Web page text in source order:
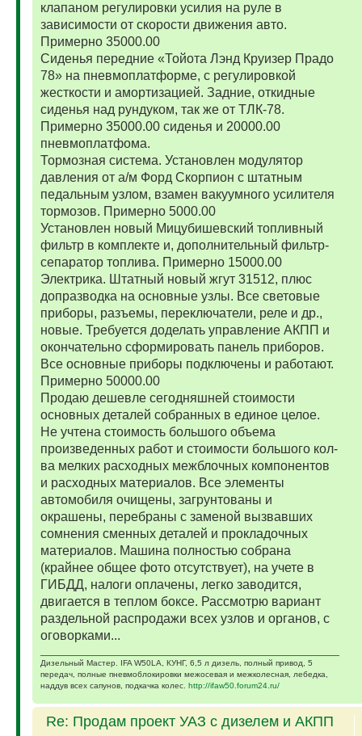
клапаном регулировки усилия на руле в
зависимости от скорости движения авто.
Примерно 35000.00
Сиденья передние «Тойота Лэнд Круизер Прадо
78» на пневмоплатформе, с регулировкой
жесткости и амортизацией. Задние, откидные
сиденья над рундуком, так же от ТЛК-78.
Примерно 35000.00 сиденья и 20000.00
пневмоплатфома.
Тормозная система. Установлен модулятор
давления от а/м Форд Скорпион с штатным
педальным узлом, взамен вакуумного усилителя
тормозов. Примерно 5000.00
Установлен новый Мицубишевский топливный
фильтр в комплекте и, дополнительный фильтр-
сепаратор топлива. Примерно 15000.00
Электрика. Штатный новый жгут 31512, плюс
допразводка на основные узлы. Все световые
приборы, разъемы, переключатели, реле и др.,
новые. Требуется доделать управление АКПП и
окончательно сформировать панель приборов.
Все основные приборы подключены и работают.
Примерно 50000.00
Продаю дешевле сегодняшней стоимости
основных деталей собранных в единое целое.
Не учтена стоимость большого объема
произведенных работ и стоимости большого кол-
ва мелких расходных межблочных компонентов
и расходных материалов. Все элементы
автомобиля очищены, загрунтованы и
окрашены, перебраны с заменой вызвавших
сомнения сменных деталей и прокладочных
материалов. Машина полностью собрана
(крайнее общее фото отсутствует), на учете в
ГИБДД, налоги оплачены, легко заводится,
двигается в теплом боксе. Рассмотрю вариант
раздельной распродажи всех узлов и органов, с
оговорками...
Дизельный Мастер. IFA W50LA, КУНГ, 6,5 л дизель, полный привод, 5
передач, полные пневмоблокировки межосевая и межколесная, лебедка,
наддув всех сапунов, подкачка колес. http://ifaw50.forum24.ru/
Re: Продам проект УАЗ с дизелем и АКПП